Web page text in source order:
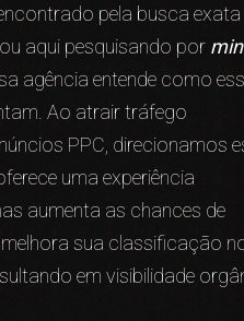
pela busca
aqui pesquisando por
agência entende como
Ao atrair tráfego
PPC, direcionamos
uma experiência
aumenta as chances de
sua classificação
em visibilidade